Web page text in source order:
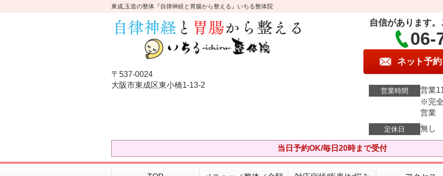
東成,玉造の整体『自律神経と胃腸から整える』いちる整体院
〒537-0024
大阪市東成区東小橋1-13-2
自信があります
06-
ネット予約
営業時間
営業
※完
営業
定休日 無し
当日予約OK/毎日20時まで受付